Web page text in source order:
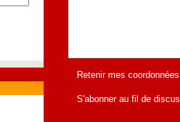
Retenir mes
S'abonner au fil de